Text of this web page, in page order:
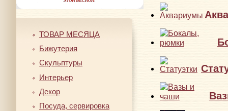
ТОВАР МЕСЯЦА
Бижутерия
Скульптуры
Интерьер
Декор
Посуда, сервировка